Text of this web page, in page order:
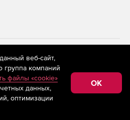
store.softline.ru применяются
(информационные технологии
на основе сбора,
относящихся к
сети «Интернет»,
Российской Федерации)
веб-сайт,
группа компаний
файлы «cookie»
данных,
оптимизации
OK